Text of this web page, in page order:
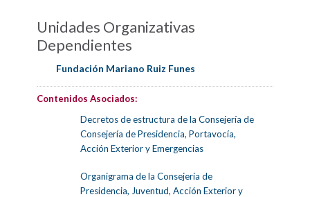
Unidades Organizativas
Dependientes
Fundación Mariano Ruiz Funes
Contenidos Asociados:
Decretos de estructura de la Consejería de
Consejería de Presidencia, Portavocía,
Acción Exterior y Emergencias
Organigrama de la Consejería de
Presidencia, Juventud, Acción Exterior y